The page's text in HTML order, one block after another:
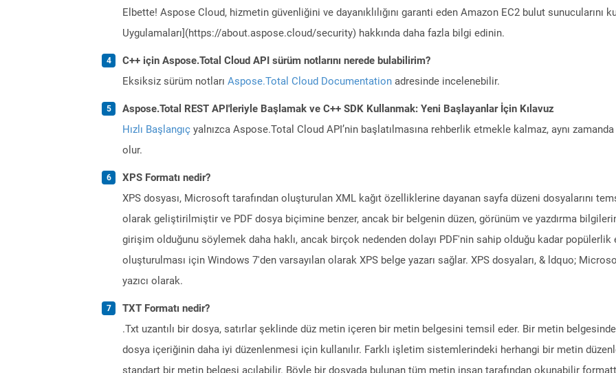
Elbette! Aspose Cloud, hizmetin güvenliğini ve dayanıklılığını garanti eden Amazon EC2 bulut sunucularını
Uygulamaları](https://about.aspose.cloud/security) hakkında daha fazla bilgi edinin.
C++ için Aspose.Total Cloud API sürüm notlarını nerede bulabilirim?
Eksiksiz sürüm notları Aspose.Total Cloud Documentation adresinde incelenebilir.
Aspose.Total REST API'leriyle Başlamak ve C++ SDK Kullanmak: Yeni Başlayanlar İçin Kılavuz
Hızlı Başlangıç yalnızca Aspose.Total Cloud API’nin başlatılmasına rehberlik etmekle kalmaz, aynı
olur.
XPS Formatı nedir?
XPS dosyası, Microsoft tarafından oluşturulan XML kağıt özelliklerine dayanan sayfa düzeni dosyalarını
olarak geliştirilmiştir ve PDF dosya biçimine benzer, ancak bir belgenin düzen, görünüm ve yazdırma
girişim olduğunu söylemek daha haklı, ancak birçok nedenden dolayı PDF'nin sahip olduğu kadar popülerlik
oluşturulması için Windows 7'den varsayılan olarak XPS belge yazarı sağlar. XPS dosyaları, & ldquo;
yazıcı olarak.
TXT Formatı nedir?
.Txt uzantılı bir dosya, satırlar şeklinde düz metin içeren bir metin belgesini temsil eder. Bir metin
dosya içeriğinin daha iyi düzenlenmesi için kullanılır. Farklı işletim sistemlerindeki herhangi bir metin
standart bir metin belgesi açılabilir. Böyle bir dosyada bulunan tüm metin insan tarafından okunabilir